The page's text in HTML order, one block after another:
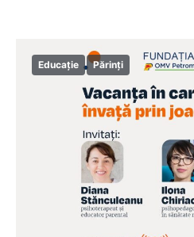
Educație Părinți